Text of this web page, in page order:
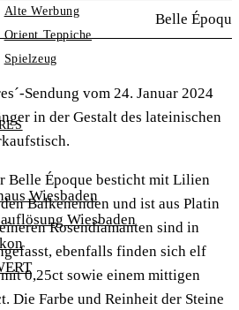
Alte Werbung
Orient Teppiche
Spielzeug
Wiesbaden
Wiesbaden
Belle Époqu
Sendung vom 24. Januar 2024
in der Gestalt des lateinischen
Belle Époque besticht mit Lilien
Balkenenden und ist aus Platin
Rosendiamanten sind in
ebenfalls finden sich elf
0,25ct sowie einem mittigen
Die Farbe und Reinheit der Steine